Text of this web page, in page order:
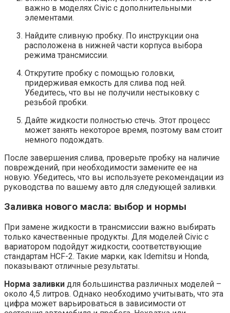
важно в моделях Civic с дополнительными
элементами.
Найдите сливную пробку. По инструкции она
расположена в нижней части корпуса выбора
режима трансмиссии.
Открутите пробку с помощью головки,
придерживая емкость для слива под ней.
Убедитесь, что вы не получили нестыковку с
резьбой пробки.
Дайте жидкости полностью стечь. Этот процесс
может занять некоторое время, поэтому вам стоит
немного подождать.
После завершения слива, проверьте пробку на наличие
повреждений, при необходимости замените ее на
новую. Убедитесь, что вы используете рекомендации из
руководства по вашему авто для следующей заливки.
Заливка нового масла: выбор и нормы
При замене жидкости в трансмиссии важно выбирать
только качественные продукты. Для моделей Civic с
вариатором подойдут жидкости, соответствующие
стандартам HCF-2. Такие марки, как Idemitsu и Honda,
показывают отличные результаты.
Норма заливки для большинства различных моделей –
около 4,5 литров. Однако необходимо учитывать, что эта
цифра может варьироваться в зависимости от